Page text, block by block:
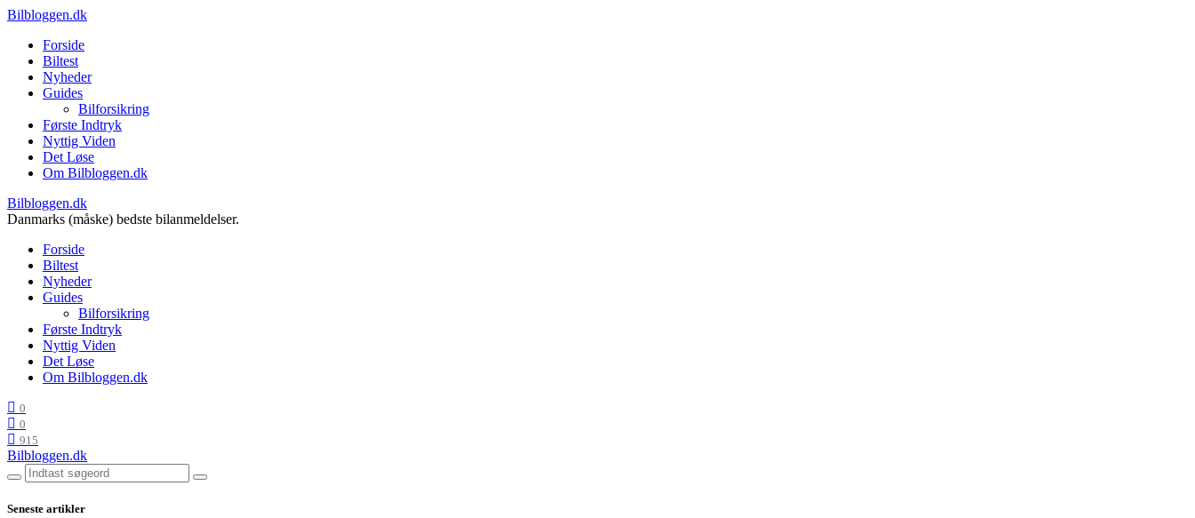
Bilbloggen.dk
Forside
Biltest
Nyheder
Guides
Bilforsikring
Første Indtryk
Nyttig Viden
Det Løse
Om Bilbloggen.dk
Bilbloggen.dk
Danmarks (måske) bedste bilanmeldelser.
Forside
Biltest
Nyheder
Guides
Bilforsikring
Første Indtryk
Nyttig Viden
Det Løse
Om Bilbloggen.dk
0
0
915
Bilbloggen.dk
Seneste artikler